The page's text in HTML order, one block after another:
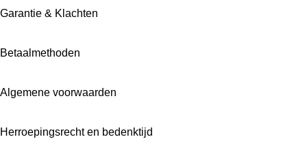
Garantie & Klachten
Betaalmethoden
Algemene voorwaarden
Herroepingsrecht en bedenktijd